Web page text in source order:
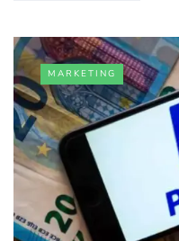
MARKETING